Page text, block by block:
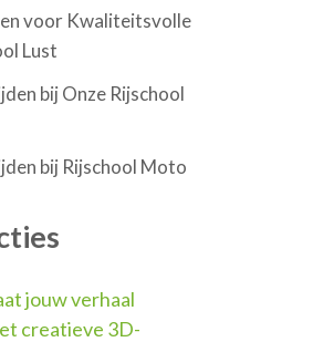
voor Kwaliteitsvolle
Lust
bij Onze Rijschool
bij Rijschool Moto
jouw verhaal
creatieve 3D-